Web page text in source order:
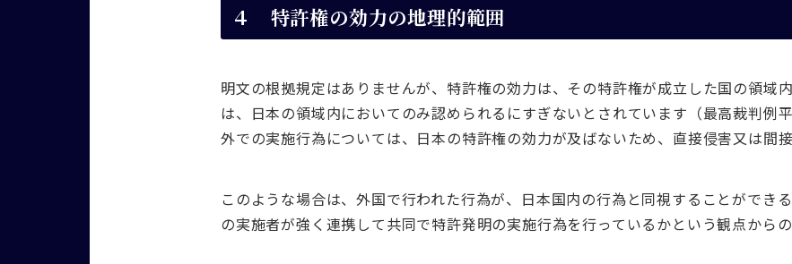
４ 特許権の効力の地理的範囲
明文の根拠規定はありませんが、特許権の効力は、その特許権が成立した国の領域
は、日本の領域内においてのみ認められるにすぎないとされています（最高裁判例
外での実施行為については、日本の特許権の効力が及ばないため、直接侵害又は間
このような場合は、外国で行われた行為が、日本国内の行為と同視することができ
の実施者が強く連携して共同で特許発明の実施行為を行っているかという観点からの